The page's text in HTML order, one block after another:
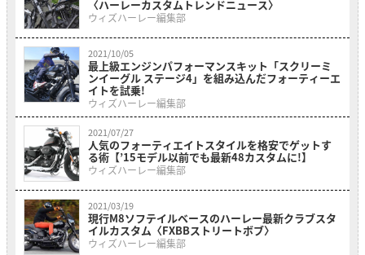
〈ハーレーカスタムトレンドニュース〉
ウィズハーレー編集部
2021/10/05
最上級エンジンパフォーマンスキット「スクリーミ
ンイーグル ステージ4」を組み込んだフォーティーエ
イトを試乗!
ウィズハーレー編集部
2021/07/27
人気のフォーティエイトスタイルを格安でゲットす
る術【’15モデル以前でも最新48カスタムに!】
ウィズハーレー編集部
2021/03/19
現行M8ソフテイルベースのハーレー最新クラブスタ
イルカスタム〈FXBBストリートボブ〉
ウィズハーレー編集部